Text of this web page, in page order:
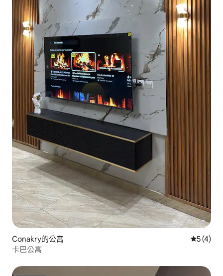
Conakry的公寓 從 4 則評
5 (4)
卡巴公寓